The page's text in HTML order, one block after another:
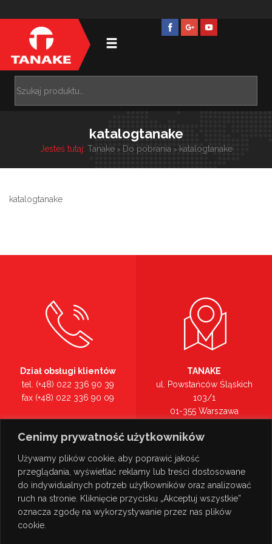
Cenimy prywatność użytkowników
Używamy plików cookie, aby poprawić jakość
przeglądania, wyświetlać reklamy lub treści dostosowane
do indywidualnych potrzeb użytkowników oraz analizować
ruch na stronie. Kliknięcie przycisku „Akceptuj wszystkie”
oznacza zgodę na wykorzystywanie przez nas plików
cookie.
katalogtanake
Jesteś tutaj: Tanake> Do pobrania> katalogtanake
katalogtanake
Dział obsługi klientów
tel. (+48) 022 336 90 39
fax (+48) 022 336 90 09
tel. (+48) 022 336 90 00
TANAKE
ul. Powstańców Śląskich
103/1
01-355 Warszawa
Zobacz na mapie >